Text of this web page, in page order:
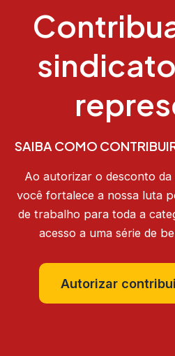
SAIBA COMO
Ao autorizar o desconto
você fortalece a nossa luta
de trabalho para toda a
acesso a uma série de
Autorizar